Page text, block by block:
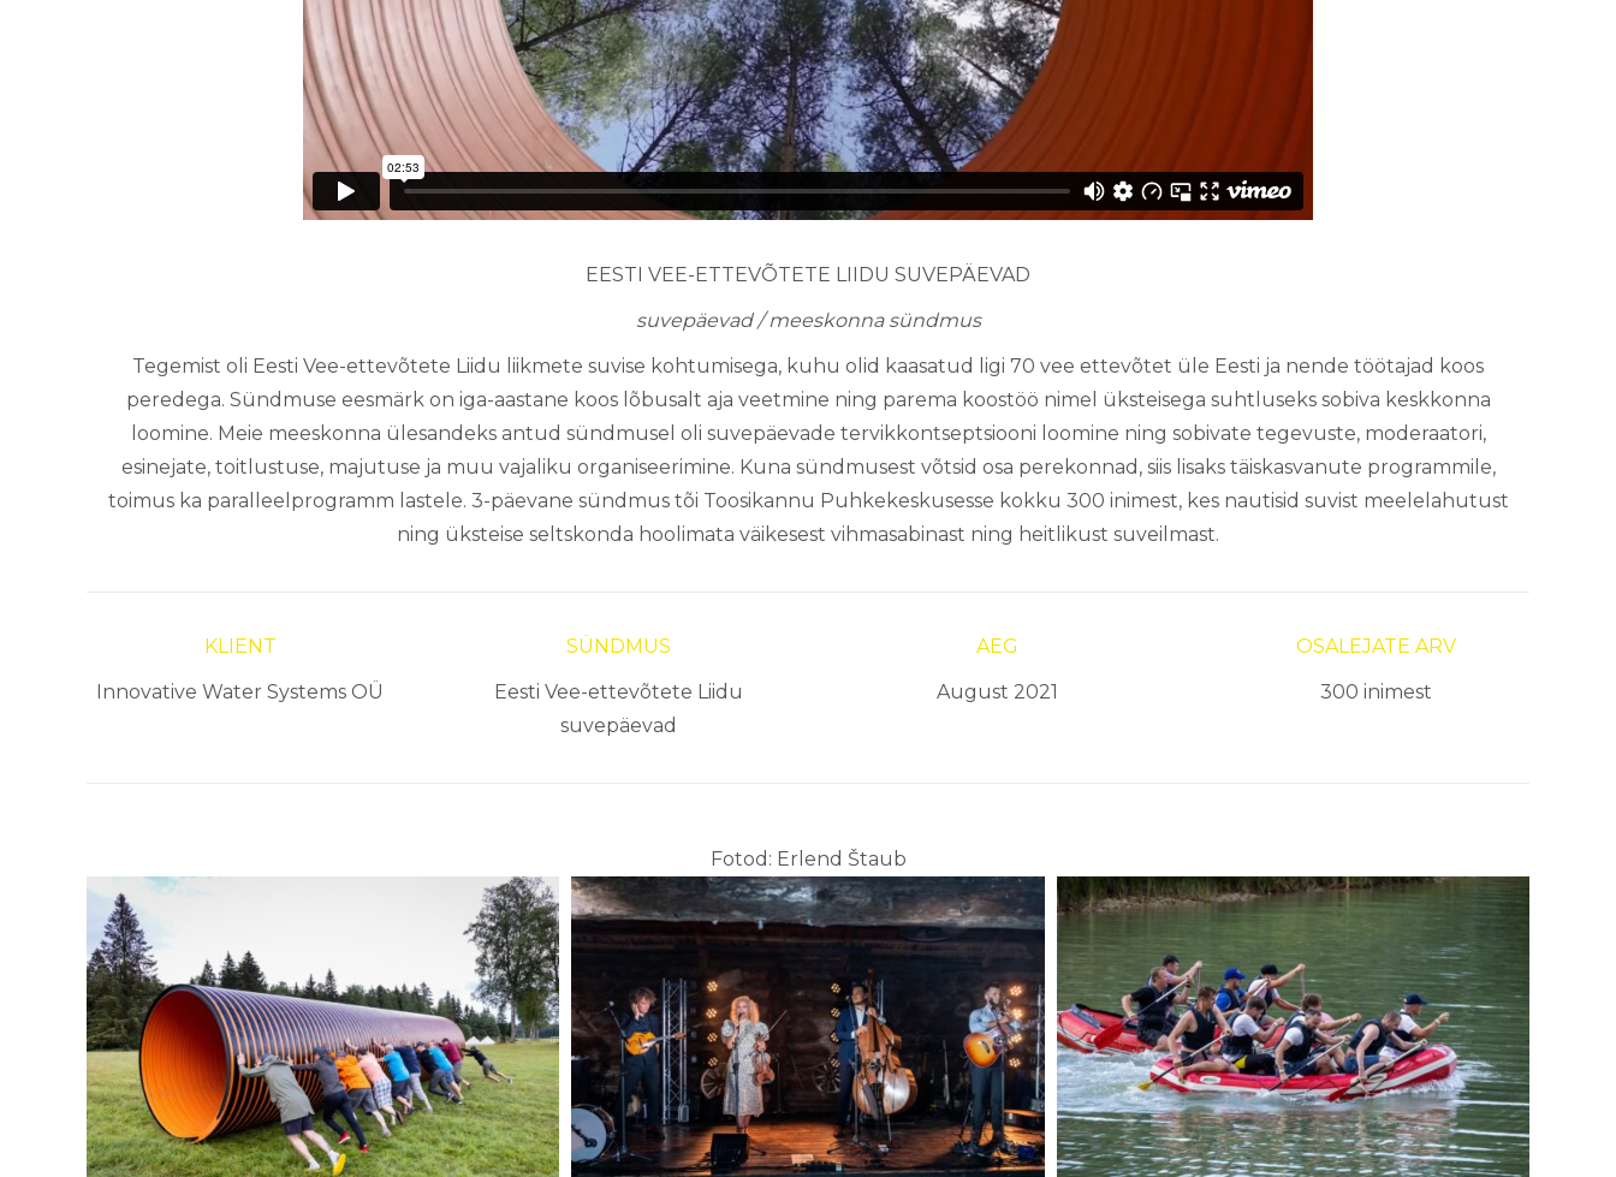
EESTI VEE-ETTEVÕTETE LIIDU SUVEPÄEVAD
suvepäevad / meeskonna sündmus
Tegemist oli Eesti Vee-ettevõtete Liidu liikmete suvise kohtumisega, kuhu olid kaasatud ligi 70 vee ettevõtet üle Eesti ja nende töötajad koos
peredega. Sündmuse eesmärk on iga-aastane koos lõbusalt aja veetmine ning parema koostöö nimel üksteisega suhtluseks sobiva keskkonna
loomine. Meie meeskonna ülesandeks antud sündmusel oli suvepäevade tervikkontseptsiooni loomine ning sobivate tegevuste, moderaatori,
esinejate, toitlustuse, majutuse ja muu vajaliku organiseerimine. Kuna sündmusest võtsid osa perekonnad, siis lisaks täiskasvanute programmile,
toimus ka paralleelprogramm lastele. 3-päevane sündmus tõi Toosikannu Puhkekeskusesse kokku 300 inimest, kes nautisid suvist meelelahutust
ning üksteise seltskonda hoolimata väikesest vihmasabinast ning heitlikust suveilmast.
KLIENT
Innovative Water Systems OÜ
SÜNDMUS
Eesti Vee-ettevõtete Liidu
suvepäevad
AEG
August 2021
OSALEJATE ARV
300 inimest
Fotod: Erlend Štaub